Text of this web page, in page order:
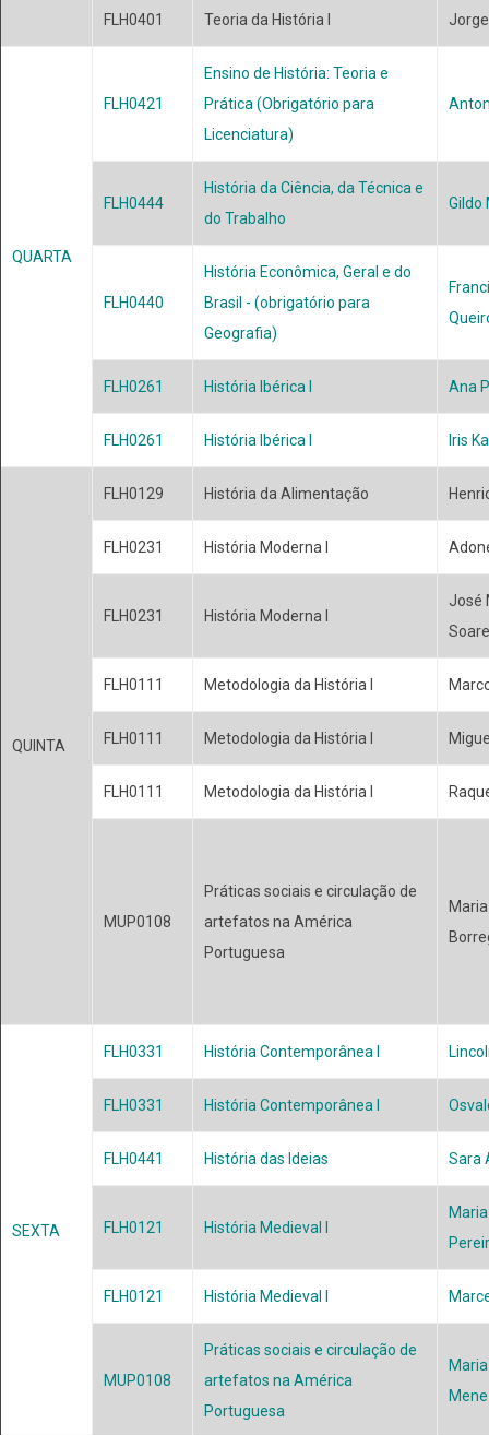
FLH0401 Teoria da História I
QUARTA
FLH0421
Ensino de História: Teoria e
Prática (Obrigatório para
Licenciatura)
FLH0444
História da Ciência, da Técnica e
do Trabalho
Gildo
FLH0440
História Econômica, Geral e do
Brasil - (obrigatório para
Geografia)
FLH0261 História Ibérica I Ana
FLH0261 História Ibérica I Iris
QUINTA
FLH0129 História da Alimentação
FLH0231 História Moderna I
FLH0231 História Moderna I
José
FLH0111 Metodologia da História I
FLH0111 Metodologia da História I
FLH0111 Metodologia da História I
MUP0108
Práticas sociais e circulação de
artefatos na América
Portuguesa
SEXTA
FLH0331 História Contemporânea I
FLH0331 História Contemporânea I
FLH0441 História das Ideias Sara
FLH0121 História Medieval I
FLH0121 História Medieval I
MUP0108
Práticas sociais e circulação de
artefatos na América
Portuguesa